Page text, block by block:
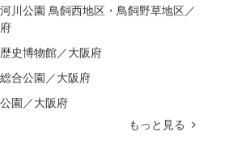
川公園 鳥飼西地区・鳥飼野草地区／
史博物館／大阪府
合公園／大阪府
園／大阪府
もっと見る